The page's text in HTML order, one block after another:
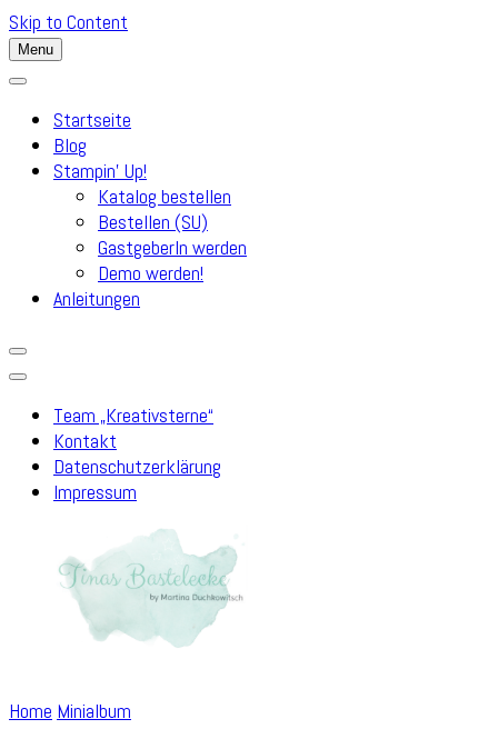
Skip to Content
Menu
Startseite
Blog
Stampin’ Up!
Katalog bestellen
Bestellen (SU)
GastgeberIn werden
Demo werden!
Anleitungen
Team „Kreativsterne“
Kontakt
Datenschutzerklärung
Impressum
Home Minialbum